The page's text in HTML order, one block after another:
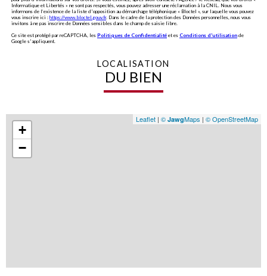
Informatique et Libertés » ne sont pas respectés, vous pouvez adresser une réclamation à la CNIL. Nous vous
informons de l’existence de la liste d'opposition au démarchage téléphonique « Bloctel », sur laquelle vous pouvez
vous inscrire ici : https://www.bloctel.gouv.fr. Dans le cadre de la protection des Données personnelles, nous vous
invitons à ne pas inscrire de Données sensibles dans le champ de saisie libre.
Ce site est protégé par reCAPTCHA, les Politiques de Confidentialité et es Conditions d'utilisation de
Google s'appliquent.
LOCALISATION
DU BIEN
+
−
Leaflet | © JawgMaps | © OpenStreetMap